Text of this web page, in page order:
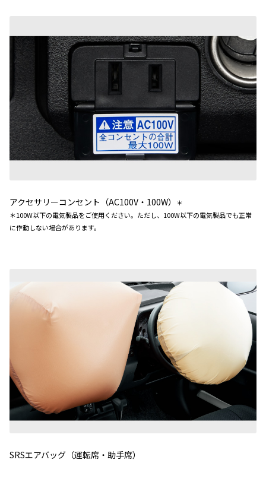
アクセサリーコンセント（AC100V・100W）
＊
＊100W以下の電気製品をご使用ください。ただし、100W以下の電気製品でも正常
に作動しない場合があります。
SRSエアバッグ（運転席・助手席）